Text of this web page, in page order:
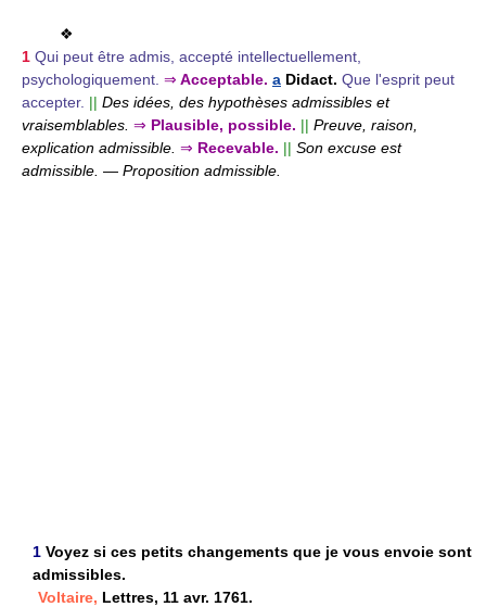
❖
1 Qui peut être admis, accepté intellectuellement,
psychologiquement. ⇒ Acceptable. a Didact. Que l'esprit peut
accepter. || Des idées, des hypothèses admissibles et
vraisemblables. ⇒ Plausible, possible. || Preuve, raison,
explication admissible. ⇒ Recevable. || Son excuse est
admissible. — Proposition admissible.
1 Voyez si ces petits changements que je vous envoie sont
admissibles.
Voltaire, Lettres, 11 avr. 1761.